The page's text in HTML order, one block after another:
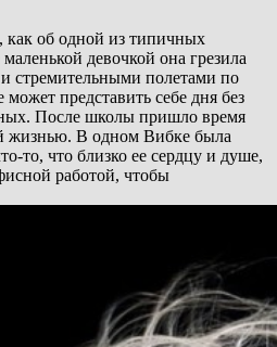
как об одной из типичных
девочкой она грезила
стремительными полетами по
представить себе дня без
После школы пришло время
жизнью. В одном Вибке была
то, что близко ее сердцу и душе,
работой, чтобы